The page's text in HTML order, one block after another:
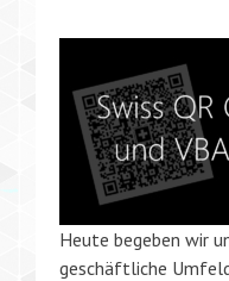
Heute begeben wir
geschäftliche